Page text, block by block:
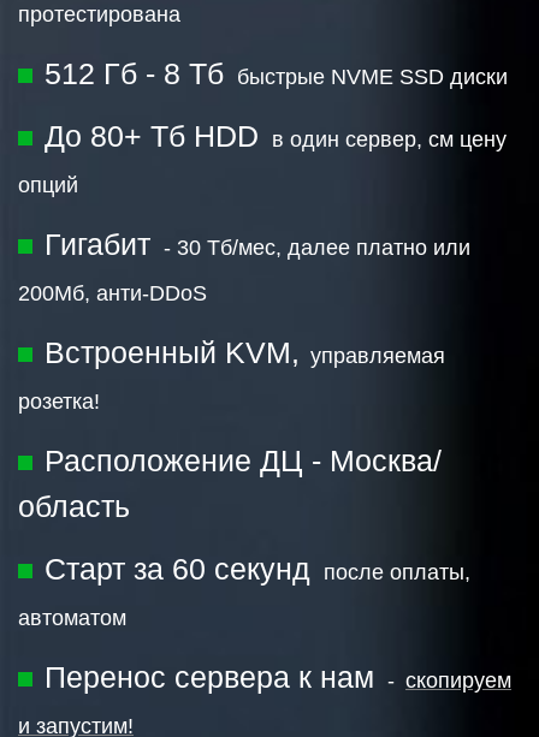
протестирована
512 Гб - 8 Тб быстрые NVME SSD диски
До 80+ Тб HDD
в один сервер, см цену
опций
Гигабит - 30 Тб/мес, далее платно или
200Мб, анти-DDoS
Встроенный KVM, управляемая
розетка!
Расположение ДЦ - Москва/
область
Старт за 60 секунд
после оплаты,
автоматом
Перенос сервера к нам - скопируем
и запустим!